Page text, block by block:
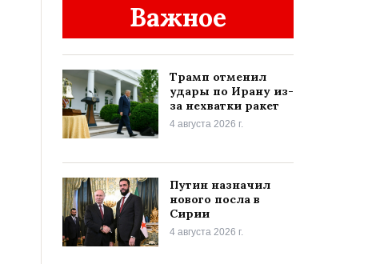
Важное
Трамп отменил
удары по Ирану из-
за нехватки ракет
4 августа 2026 г.
Путин назначил
нового посла в
Сирии
4 августа 2026 г.